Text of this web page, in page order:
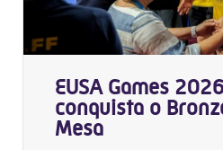
EUSA Games
conquista o
Mesa